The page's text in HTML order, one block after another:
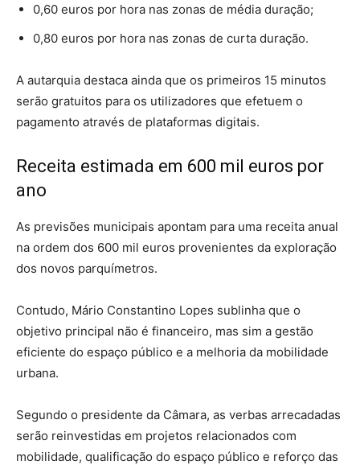
0,60 euros por hora nas zonas de média duração;
0,80 euros por hora nas zonas de curta duração.
A autarquia destaca ainda que os primeiros 15 minutos
serão gratuitos para os utilizadores que efetuem o
pagamento através de plataformas digitais.
Receita estimada em 600 mil euros por
ano
As previsões municipais apontam para uma receita anual
na ordem dos 600 mil euros provenientes da exploração
dos novos parquímetros.
Contudo, Mário Constantino Lopes sublinha que o
objetivo principal não é financeiro, mas sim a gestão
eficiente do espaço público e a melhoria da mobilidade
urbana.
Segundo o presidente da Câmara, as verbas arrecadadas
serão reinvestidas em projetos relacionados com
mobilidade, qualificação do espaço público e reforço das